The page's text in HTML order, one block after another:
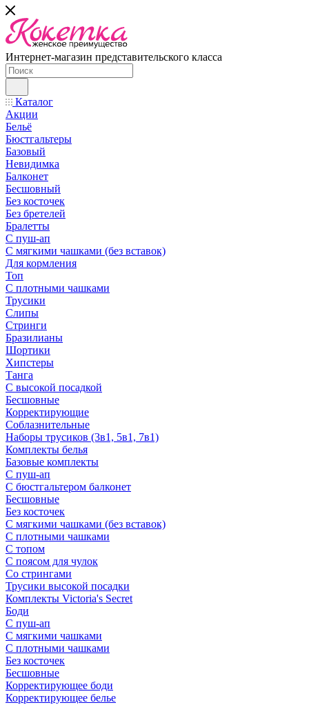
Интернет-магазин представительского класса
Каталог
Акции
Бельё
Бюстгальтеры
Базовый
Невидимка
Балконет
Бесшовный
Без косточек
Без бретелей
Бралетты
С пуш-ап
С мягкими чашками (без вставок)
Для кормления
Топ
С плотными чашками
Трусики
Слипы
Стринги
Бразилианы
Шортики
Хипстеры
Танга
С высокой посадкой
Бесшовные
Корректирующие
Соблазнительные
Наборы трусиков (3в1, 5в1, 7в1)
Комплекты белья
Базовые комплекты
С пуш-ап
С бюстгальтером балконет
Бесшовные
Без косточек
С мягкими чашками (без вставок)
С плотными чашками
С топом
С поясом для чулок
Со стрингами
Трусики высокой посадки
Комплекты Victoria's Secret
Боди
С пуш-ап
С мягкими чашками
С плотными чашками
Без косточек
Бесшовные
Корректирующее боди
Корректирующее белье